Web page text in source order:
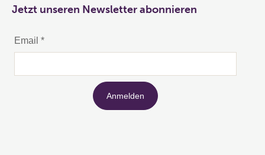
Jetzt unseren Newsletter abonnieren